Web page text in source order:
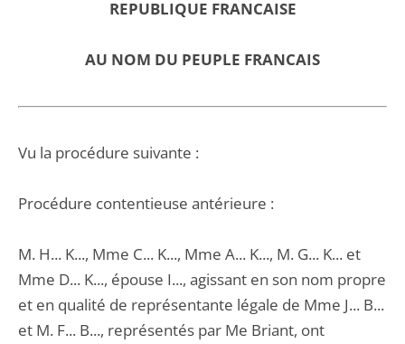
REPUBLIQUE FRANCAISE
AU NOM DU PEUPLE FRANCAIS
Vu la procédure suivante :
Procédure contentieuse antérieure :
M. H... K..., Mme C... K..., Mme A... K..., M. G... K... et
Mme D... K..., épouse I..., agissant en son nom propre
et en qualité de représentante légale de Mme J... B...
et M. F... B..., représentés par Me Briant, ont